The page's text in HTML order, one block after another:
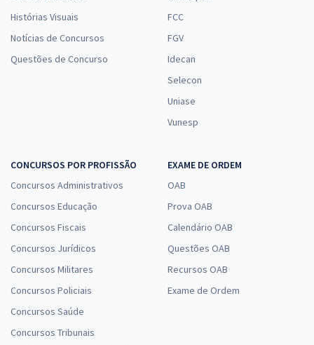
Histórias Visuais
Notícias de Concursos
Questões de Concurso
FCC
FGV
Idecan
Selecon
Uniase
Vunesp
CONCURSOS POR PROFISSÃO
Concursos Administrativos
Concursos Educação
Concursos Fiscais
Concursos Jurídicos
Concursos Militares
Concursos Policiais
Concursos Saúde
Concursos Tribunais
EXAME DE ORDEM
OAB
Prova OAB
Calendário OAB
Questões OAB
Recursos OAB
Exame de Ordem